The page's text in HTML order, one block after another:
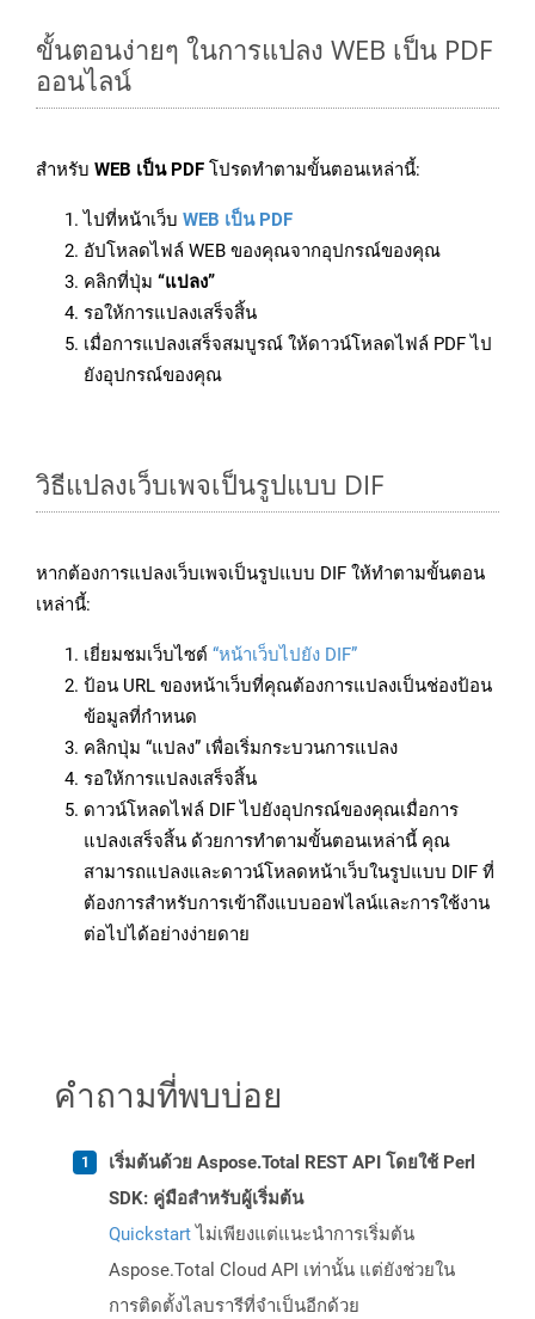
ขั้นตอนง่ายๆ ในการแปลง WEB เป็น PDF
ออนไลน์
สำหรับ WEB เป็น PDF โปรดทำตามขั้นตอนเหล่านี้:
ไปที่หน้าเว็บ WEB เป็น PDF
อัปโหลดไฟล์ WEB ของคุณจากอุปกรณ์ของคุณ
คลิกที่ปุ่ม “แปลง”
รอให้การแปลงเสร็จสิ้น
เมื่อการแปลงเสร็จสมบูรณ์ ให้ดาวน์โหลดไฟล์ PDF ไป
ยังอุปกรณ์ของคุณ
วิธีแปลงเว็บเพจเป็นรูปแบบ DIF
หากต้องการแปลงเว็บเพจเป็นรูปแบบ DIF ให้ทำตามขั้นตอน
เหล่านี้:
เยี่ยมชมเว็บไซต์ “หน้าเว็บไปยัง DIF”
ป้อน URL ของหน้าเว็บที่คุณต้องการแปลงเป็นช่องป้อน
ข้อมูลที่กำหนด
คลิกปุ่ม “แปลง” เพื่อเริ่มกระบวนการแปลง
รอให้การแปลงเสร็จสิ้น
ดาวน์โหลดไฟล์ DIF ไปยังอุปกรณ์ของคุณเมื่อการ
แปลงเสร็จสิ้น ด้วยการทำตามขั้นตอนเหล่านี้ คุณ
สามารถแปลงและดาวน์โหลดหน้าเว็บในรูปแบบ DIF ที่
ต้องการสำหรับการเข้าถึงแบบออฟไลน์และการใช้งาน
ต่อไปได้อย่างง่ายดาย
คำถามที่พบบ่อย
เริ่มต้นด้วย Aspose.Total REST API โดยใช้ Perl
SDK: คู่มือสำหรับผู้เริ่มต้น
Quickstartไม่เพียงแต่แนะนำการเริ่มต้น
Aspose.Total Cloud API เท่านั้น แต่ยังช่วยใน
การติดตั้งไลบรารีที่จำเป็นอีกด้วย